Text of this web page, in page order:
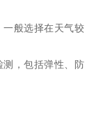
般选择在天气较
，包括弹性、防